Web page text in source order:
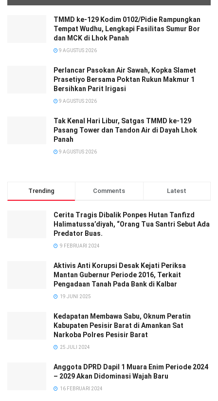
TMMD ke-129 Kodim 0102/Pidie Rampungkan
Tempat Wudhu, Lengkapi Fasilitas Sumur Bor
dan MCK di Lhok Panah
9 AGUSTUS 2026
Perlancar Pasokan Air Sawah, Kopka Slamet
Prasetiyo Bersama Poktan Rukun Makmur 1
Bersihkan Parit Irigasi
9 AGUSTUS 2026
Tak Kenal Hari Libur, Satgas TMMD ke-129
Pasang Tower dan Tandon Air di Dayah Lhok
Panah
9 AGUSTUS 2026
Trending Comments Latest
Cerita Tragis Dibalik Ponpes Hutan Tanfizd
Halimatussa’diyah, “Orang Tua Santri Sebut Ada
Predator Buas.
9 FEBRUARI 2024
Aktivis Anti Korupsi Desak Kejati Periksa
Mantan Gubernur Periode 2016, Terkait
Pengadaan Tanah Pada Bank di Kalbar
19 JUNI 2025
Kedapatan Membawa Sabu, Oknum Peratin
Kabupaten Pesisir Barat di Amankan Sat
Narkoba Polres Pesisir Barat
25 JULI 2024
Anggota DPRD Dapil 1 Muara Enim Periode 2024
– 2029 Akan Didominasi Wajah Baru
16 FEBRUARI 2024